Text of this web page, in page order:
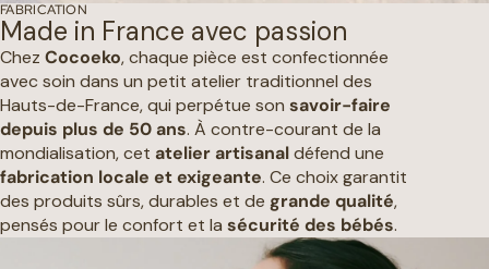
FABRICATION
Made in France avec passion
Chez Cocoeko, chaque pièce est confectionnée
avec soin dans un petit atelier traditionnel des
Hauts-de-France, qui perpétue son savoir-faire
depuis plus de 50 ans. À contre-courant de la
mondialisation, cet atelier artisanaldéfend une
fabrication locale et exigeante. Ce choix garantit
des produits sûrs, durables et de grande qualité,
pensés pour le confort et la sécurité des bébés.